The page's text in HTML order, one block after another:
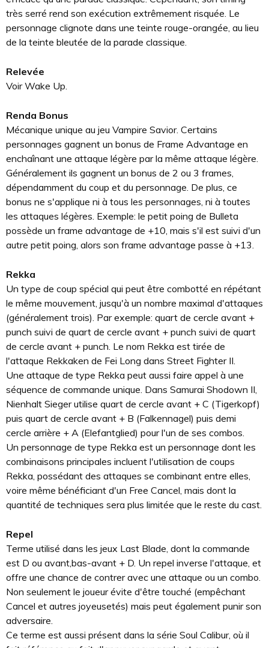
très serré rend son exécution extrêmement risquée. Le
personnage clignote dans une teinte rouge-orangée, au lieu
de la teinte bleutée de la parade classique.
Relevée
Voir Wake Up.
Renda Bonus
Mécanique unique au jeu Vampire Savior. Certains
personnages gagnent un bonus de Frame Advantage en
enchaînant une attaque légère par la même attaque légère.
Généralement ils gagnent un bonus de 2 ou 3 frames,
dépendamment du coup et du personnage. De plus, ce
bonus ne s'applique ni à tous les personnages, ni à toutes
les attaques légères. Exemple: le petit poing de Bulleta
possède un frame advantage de +10, mais s'il est suivi d'un
autre petit poing, alors son frame advantage passe à +13.
Rekka
Un type de coup spécial qui peut être combotté en répétant
le même mouvement, jusqu'à un nombre maximal d'attaques
(généralement trois). Par exemple: quart de cercle avant +
punch suivi de quart de cercle avant + punch suivi de quart
de cercle avant + punch. Le nom Rekka est tirée de
l'attaque Rekkaken de Fei Long dans Street Fighter II.
Une attaque de type Rekka peut aussi faire appel à une
séquence de commande unique. Dans Samurai Shodown II,
Nienhalt Sieger utilise quart de cercle avant + C (Tigerkopf)
puis quart de cercle avant + B (Falkennagel) puis demi
cercle arrière + A (Elefantglied) pour l'un de ses combos.
Un personnage de type Rekka est un personnage dont les
combinaisons principales incluent l'utilisation de coups
Rekka, possédant des attaques se combinant entre elles,
voire même bénéficiant d'un Free Cancel, mais dont la
quantité de techniques sera plus limitée que le reste du cast.
Repel
Terme utilisé dans les jeux Last Blade, dont la commande
est D ou avant,bas-avant + D. Un repel inverse l'attaque, et
offre une chance de contrer avec une attaque ou un combo.
Non seulement le joueur évite d'être touché (empêchant
Cancel et autres joyeusetés) mais peut également punir son
adversaire.
Ce terme est aussi présent dans la série Soul Calibur, où il